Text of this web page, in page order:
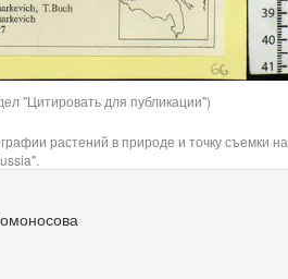
"Цитировать для публикации")
растений в природе и точку съемки на